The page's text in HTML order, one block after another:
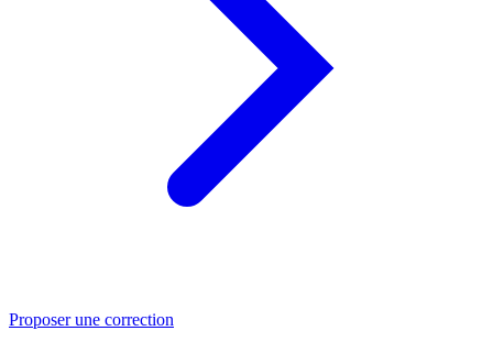
Proposer une correction